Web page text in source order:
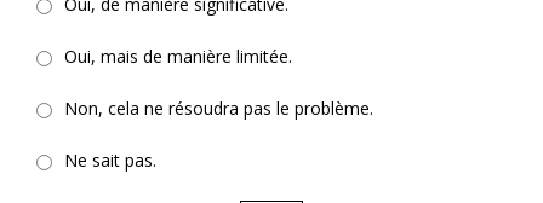
Oui, de manière significative.
Oui, mais de manière limitée.
Non, cela ne résoudra pas le problème.
Ne sait pas.